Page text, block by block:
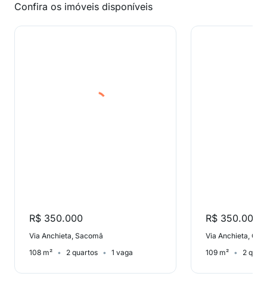
Confira os imóveis disponíveis
R$ 350.000
Via Anchieta, Sacomã
108 m²
2 quartos 1 vaga
R$ 350.000
Via Anchieta,
109 m²
2